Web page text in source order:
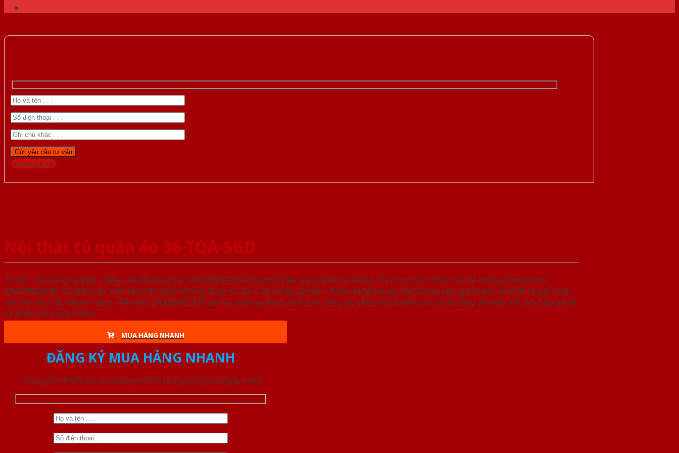
Gọi 0939.645.663
Nội thất tủ quần áo 36-TQA-SGD
Tủ Gỗ – Gỗ công nghiêp – Nhựa và Nhựa gỗ tại SAIGONDOOR là thương hiệu sản phẩm các dòng Tủ trong một chuỗi các hệ thống Showroom
SAIGONDOOR. Chuyên sản xuất và phân phối những dòng Tủ Gỗ – Gỗ công nghiêp – Nhựa và Nhựa gỗ chất lượng cao, giá thành rẻ nhất và phù hợp
với mọi nhu cầu khách hàng. Trên hết, SAIGONDOOR còn có những chính sách bán hàng ƯU ĐÃI CAO đi kèm với sự đa dạng về mẫu mã, loại cửa gỗ và
cả phân khúc giá thành.
MUA HÀNG NHANH
ĐĂNG KÝ MUA HÀNG NHANH
Chúng tôi sẽ liên lạc lại với quý khách trong thời gian ngắn nhất